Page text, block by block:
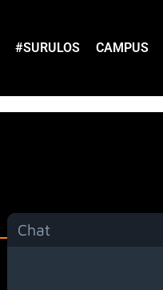
#SURULOS CAMPUS
Chat